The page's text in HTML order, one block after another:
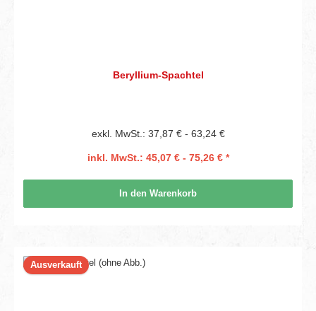
Beryllium-Spachtel
exkl. MwSt.: 37,87 € - 63,24 €
inkl. MwSt.: 45,07 € - 75,26 € *
In den Warenkorb
Ausverkauft